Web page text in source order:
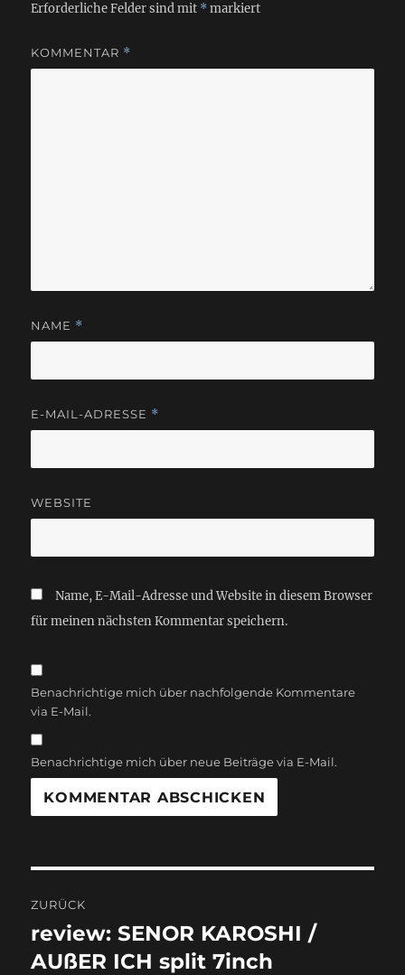
Erforderliche Felder sind mit *markiert
KOMMENTAR *
NAME *
E-MAIL-ADRESSE *
WEBSITE
Name, E-Mail-Adresse und Website in diesem Browser
für meinen nächsten Kommentar speichern.
Benachrichtige mich über nachfolgende Kommentare
via E-Mail.
Benachrichtige mich über neue Beiträge via E-Mail.
ZURÜCK
Vorheriger
Beitrag:
review: SENOR KAROSHI /
AUßER ICH split 7inch